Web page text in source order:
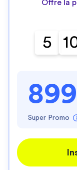
Offre la
5
Super Promo